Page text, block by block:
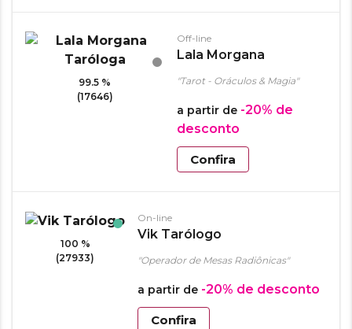
99.5 %
(17646)
Off-line
Lala Morgana
Taróloga
"Tarot - Oráculos & Magia"
a partir de -20% de
desconto
Confira
100 %
(27933)
On-line
Vik Tarólogo
"Operador de Mesas Radiônicas"
a partir de -20% de desconto
Confira